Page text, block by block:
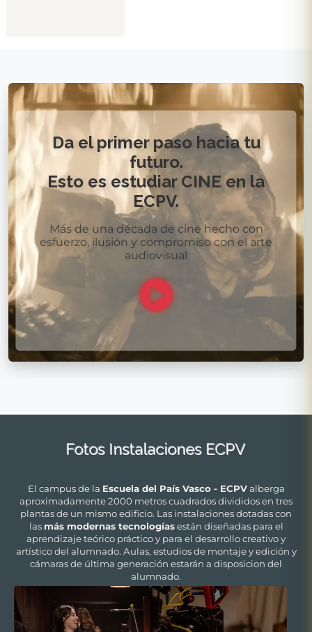
Da el primer paso hacia tu
futuro.
Esto es estudiar CINE en la
ECPV.
Más de una década de cine hecho con
esfuerzo, ilusión y compromiso con el arte
audiovisual
Fotos Instalaciones ECPV
El campus de la Escuela del País Vasco - ECPValberga
aproximadamente 2000 metros cuadrados divididos en tres
plantas de un mismo edificio. Las instalaciones dotadas con
las más modernas tecnologíasestán diseñadas para el
aprendizaje teórico práctico y para el desarrollo creativo y
artístico del alumnado. Aulas, estudios de montaje y edición y
cámaras de última generación estarán a disposicion del
alumnado.